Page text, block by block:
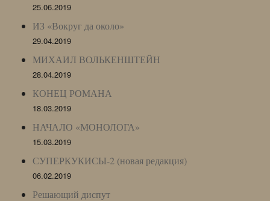
25.06.2019
ИЗ «Вокруг да около»
29.04.2019
МИХАИЛ ВОЛЬКЕНШТЕЙН
28.04.2019
КОНЕЦ РОМАНА
18.03.2019
НАЧАЛО «МОНОЛОГА»
15.03.2019
СУПЕРКУКИСЫ-2 (новая редакция)
06.02.2019
Решающий диспут